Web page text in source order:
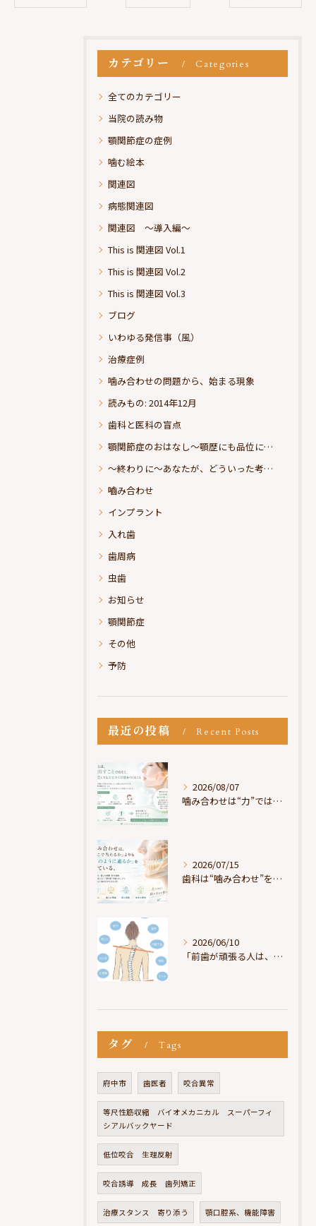
カテゴリー Categories
全てのカテゴリー
当院の読み物
顎関節症の症例
噛む絵本
関連図
病態関連図
関連図 ～導入編～
This is 関連図 Vol.1
This is 関連図 Vol.2
This is 関連図 Vol.3
ブログ
いわゆる発信事（風）
治療症例
噛み合わせの問題から、始まる現象
読みもの: 2014年12月
歯科と医科の盲点
顎関節症のおはなし～顎歴にも品位にこだわりたい
～終わりに～あなたが、どういった考えの治療をお求めになられるのか？
嚙み合わせ
インプラント
入れ歯
歯周病
虫歯
お知らせ
顎関節症
その他
予防
最近の投稿 Recent Posts
2026/08/07
噛み合わせは“力”ではなく“許可”である
2026/07/15
歯科は“噛み合わせ”を見ているが、身体は“通り道”を見ている
2026/06/10
「前歯が頑張る人は、だいたい疲れている」
タグ Tags
府中市 歯医者 咬合異常
等尺性筋収縮 バイオメカニカル スーパーフィ
シアルバックヤード
低位咬合 生理反射
咬合誘導 成長 歯列矯正
治療スタンス 寄り添う 顎口腔系、機能障害